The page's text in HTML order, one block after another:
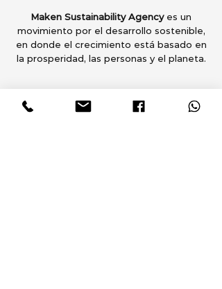
Maken Sustainability Agency es un
movimiento por el desarrollo sostenible,
en donde el crecimiento está basado en
la prosperidad, las personas y el planeta.
Soluciones